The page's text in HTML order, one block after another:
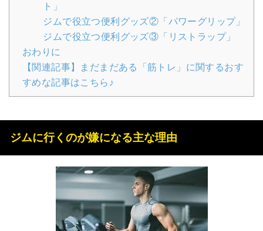
ト」
ジムで役立つ便利グッズ②「パワーグリップ」
ジムで役立つ便利グッズ③「リストラップ」
おわりに
【関連記事】まだまだある「筋トレ」に関するおす
すめな記事はこちら♪
ジムに行くのが嫌になる主な理由